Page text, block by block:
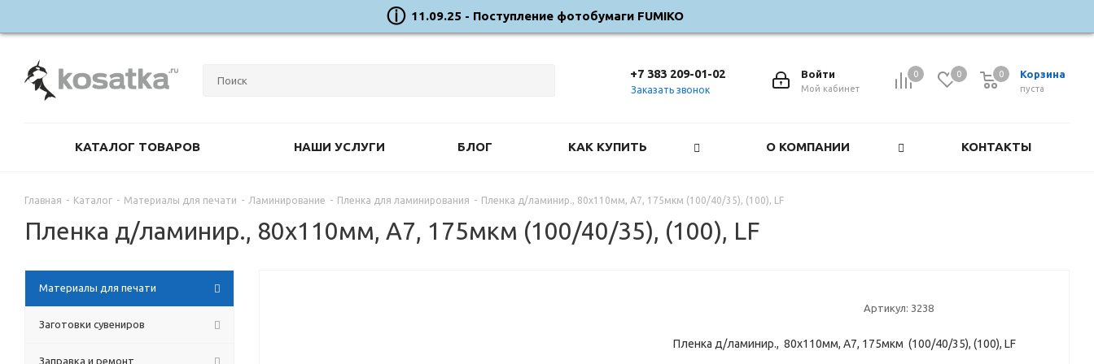
11.09.25 - Поступление фотобумаги FUMIKO
0 0 Корзина
0
пуста
0
Войти
Мой кабинет
+7 383 209-01-02
Заказать звонок
КАТАЛОГ ТОВАРОВ НАШИ УСЛУГИ БЛОГ КАК КУПИТЬ О КОМПАНИИ КОНТАКТЫ
Главная - Каталог - Материалы для печати - Ламинирование - Пленка для ламинирования - Пленка д/ламинир., 80х110мм, А7, 175мкм (100/40/35), (100), LF
Пленка д/ламинир., 80х110мм, А7, 175мкм (100/40/35), (100), LF
Артикул: 3238
Пленка д/ламинир., 80х110мм, А7, 175мкм (100/40/35), (100), LF
Материалы для печати
Заготовки сувениров
Заправка и ремонт